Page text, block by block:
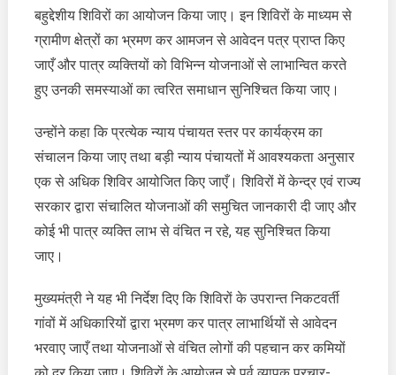
बहुद्देशीय शिविरों का आयोजन किया जाए। इन शिविरों के माध्यम से
ग्रामीण क्षेत्रों का भ्रमण कर आमजन से आवेदन पत्र प्राप्त किए
जाएँ और पात्र व्यक्तियों को विभिन्न योजनाओं से लाभान्वित करते
हुए उनकी समस्याओं का त्वरित समाधान सुनिश्चित किया जाए।
उन्होंने कहा कि प्रत्येक न्याय पंचायत स्तर पर कार्यक्रम का
संचालन किया जाए तथा बड़ी न्याय पंचायतों में आवश्यकता अनुसार
एक से अधिक शिविर आयोजित किए जाएँ। शिविरों में केन्द्र एवं राज्य
सरकार द्वारा संचालित योजनाओं की समुचित जानकारी दी जाए और
कोई भी पात्र व्यक्ति लाभ से वंचित न रहे, यह सुनिश्चित किया
जाए।
मुख्यमंत्री ने यह भी निर्देश दिए कि शिविरों के उपरान्त निकटवर्ती
गांवों में अधिकारियों द्वारा भ्रमण कर पात्र लाभार्थियों से आवेदन
भरवाए जाएँ तथा योजनाओं से वंचित लोगों की पहचान कर कमियों